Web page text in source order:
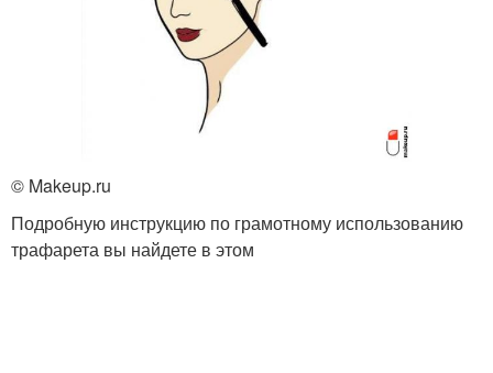
© Makeup.ru
Подробную инструкцию по грамотному использованию
трафарета вы найдете в этом